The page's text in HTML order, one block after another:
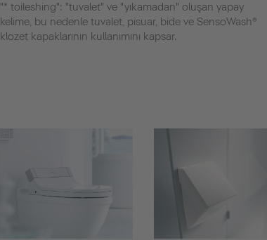
"* toileshing": "tuvalet" ve "yıkamadan" oluşan yapay
kelime, bu nedenle tuvalet, pisuar, bide ve SensoWash®
klozet kapaklarının kullanımını kapsar.